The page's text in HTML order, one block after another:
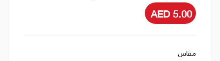
AED 5.00
مقاس